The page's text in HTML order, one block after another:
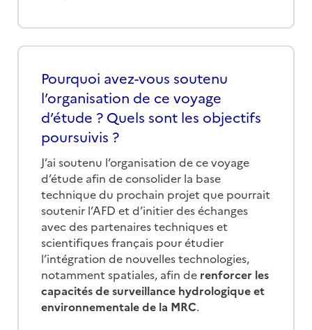
Pourquoi avez-vous soutenu
l’organisation de ce voyage
d’étude ? Quels sont les objectifs
poursuivis ?
J’ai soutenu l’organisation de ce voyage
d’étude afin de consolider la base
technique du prochain projet que pourrait
soutenir l’AFD et d’initier des échanges
avec des partenaires techniques et
scientifiques français pour étudier
l’intégration de nouvelles technologies,
notamment spatiales, afin de renforcer les
capacités desurveillance hydrologique et
environnementale de la MRC.